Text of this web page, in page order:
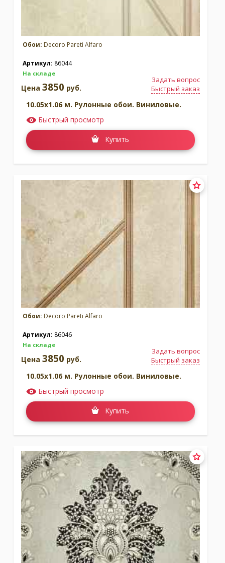
Обои: Decoro Pareti Alfaro
Артикул: 86044
На складе
Задать вопрос
Быстрый заказ
Цена 3850 руб.
10.05x1.06 м. Рулонные обои. Виниловые.
Быстрый просмотр
Купить
Обои: Decoro Pareti Alfaro
Артикул: 86046
На складе
Задать вопрос
Быстрый заказ
Цена 3850 руб.
10.05x1.06 м. Рулонные обои. Виниловые.
Быстрый просмотр
Купить